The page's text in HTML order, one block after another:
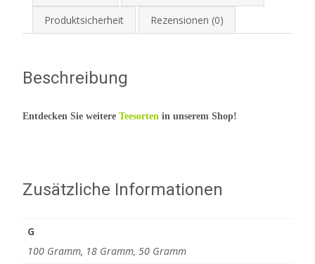
Produktsicherheit Rezensionen (0)
Beschreibung
Entdecken Sie weitere Teesorten in unserem Shop!
Zusätzliche Informationen
G
100 Gramm, 18 Gramm, 50 Gramm